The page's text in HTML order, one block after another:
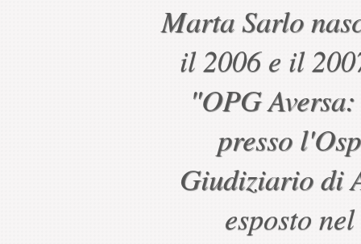
Marta Sarlo
il 2006 e il
"OPG
presso
Giudiziario di
esposto